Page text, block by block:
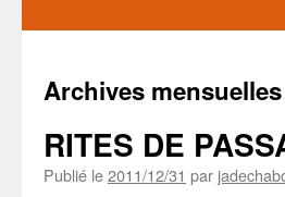
Archives
RITES DE
Publié le2011/12/31 par